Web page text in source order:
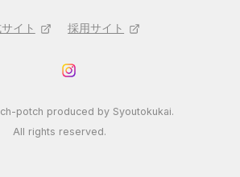
イト 採用サイト
potch produced by Syoutokukai.
All rights reserved.